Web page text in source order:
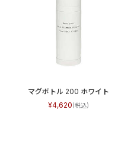
マグボトル 200 ホワイト
4,620